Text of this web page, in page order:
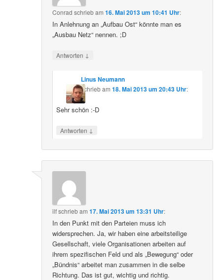
Conrad schriebam16. Mai 2013 um 10:41 Uhr:
In Anlehnung an „Aufbau Ost“ könnte man es
„Ausbau Netz“ nennen. ;D
Antworten ↓
Linus Neumann
schriebam 18. Mai 2013 um 20:43 Uhr:
Sehr schön :-D
Antworten ↓
ilfschriebam17. Mai 2013 um 13:31 Uhr:
In den Punkt mit den Parteien muss ich
widersprechen. Ja, wir haben eine arbeitsteilige
Gesellschaft, viele Organisationen arbeiten auf
ihrem spezifischen Feld und als „Bewegung“ oder
„Bündnis“ arbeitet man zusammen in die selbe
Richtung. Das ist gut, wichtig und richtig.